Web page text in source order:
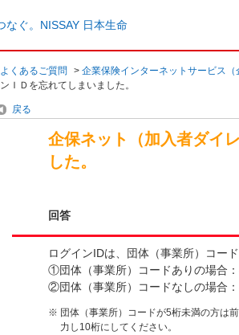
よくあるご質問 > 企業保険インターネットサービス（
ンＩＤを忘れてしまいました。
戻る
企保ネット（加入者ダイ
した。
回答
ログインIDは、団体（事業所）コー
①団体（事業所）コードありの場合
②団体（事業所）コードなしの場合：
※ 団体（事業所）コードが5桁未満の方は
力し10桁にしてください。